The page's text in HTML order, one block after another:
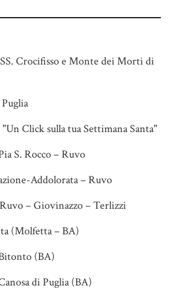
Crocifisso e Monte dei Morti di
Click sulla tua Settimana Santa"
S. Rocco – Ruvo
Addolorata – Ruvo
– Giovinazzo – Terlizzi
(Molfetta – BA)
(BA)
di Puglia (BA)